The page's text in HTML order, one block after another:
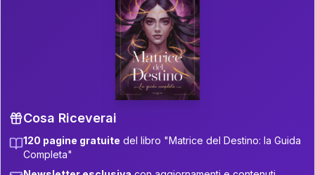
P.S. Interpretazione parziale
gratuita
Scorri più in basso per vedere
un'interpretazione parziale gratuita della tua
Iscriviti alla newsletter per ricevere
Cosa Riceverai
120 pagine gratuite del libro "Matrice del Destino: la Guida
Completa"